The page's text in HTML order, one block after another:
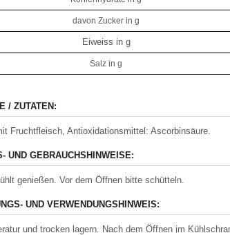
davon Zucker in g
Eiweiss in g
Salz in g
/ ZUTATEN:
Fruchtfleisch, Antioxidationsmittel: Ascorbinsäure.
UND GEBRAUCHSHINWEISE:
genießen. Vor dem Öffnen bitte schütteln.
UND VERWENDUNGSHINWEIS:
und trocken lagern. Nach dem Öffnen im